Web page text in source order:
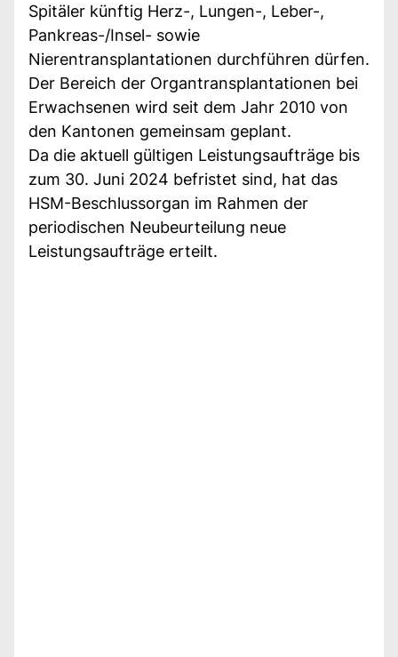
Spitäler künftig Herz-, Lungen-, Leber-,
Pankreas-/Insel- sowie
Nierentransplantationen durchführen dürfen.
Der Bereich der Organtransplantationen bei
Erwachsenen wird seit dem Jahr 2010 von
den Kantonen gemeinsam geplant.
Da die aktuell gültigen Leistungsaufträge bis
zum 30. Juni 2024 befristet sind, hat das
HSM-Beschlussorgan im Rahmen der
periodischen Neubeurteilung neue
Leistungsaufträge erteilt.